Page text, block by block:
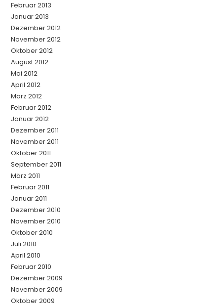
Februar 2013
Januar 2013
Dezember 2012
November 2012
Oktober 2012
August 2012
Mai 2012
April 2012
März 2012
Februar 2012
Januar 2012
Dezember 2011
November 2011
Oktober 2011
September 2011
März 2011
Februar 2011
Januar 2011
Dezember 2010
November 2010
Oktober 2010
Juli 2010
April 2010
Februar 2010
Dezember 2009
November 2009
Oktober 2009